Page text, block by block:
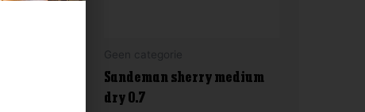
Sandeman sherry medium
dry 0.7